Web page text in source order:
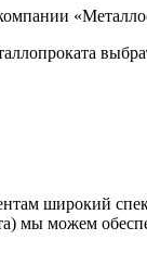
широкий
мы можем